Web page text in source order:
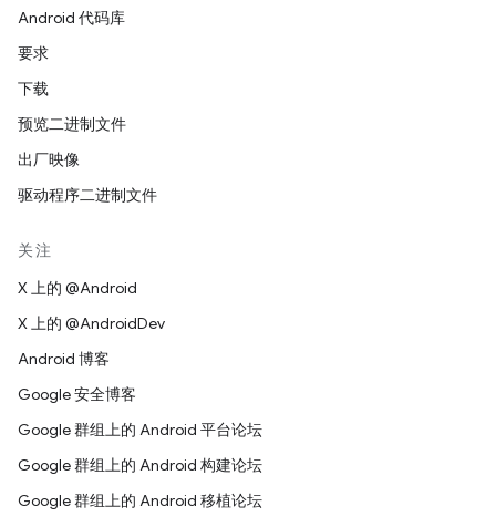
Android 代码库
要求
下载
预览二进制文件
出厂映像
驱动程序二进制文件
关注
X 上的 @Android
X 上的 @AndroidDev
Android 博客
Google 安全博客
Google 群组上的 Android 平台论坛
Google 群组上的 Android 构建论坛
Google 群组上的 Android 移植论坛